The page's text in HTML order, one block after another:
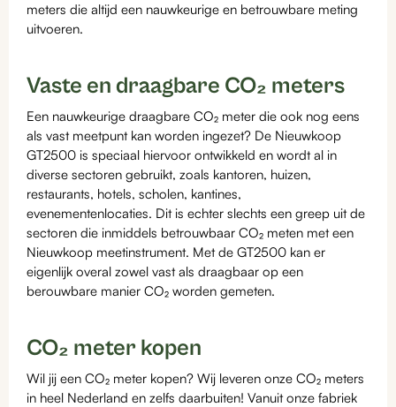
meters die altijd een nauwkeurige en betrouwbare meting
uitvoeren.
Vaste en draagbare CO₂ meters
Een nauwkeurige draagbare CO₂ meter die ook nog eens
als vast meetpunt kan worden ingezet? De Nieuwkoop
GT2500 is speciaal hiervoor ontwikkeld en wordt al in
diverse sectoren gebruikt, zoals kantoren, huizen,
restaurants, hotels, scholen, kantines,
evenementenlocaties. Dit is echter slechts een greep uit de
sectoren die inmiddels betrouwbaar CO₂ meten met een
Nieuwkoop meetinstrument. Met de GT2500 kan er
eigenlijk overal zowel vast als draagbaar op een
berouwbare manier CO₂ worden gemeten.
CO₂ meter kopen
Wil jij een CO₂ meter kopen? Wij leveren onze CO₂ meters
in heel Nederland en zelfs daarbuiten! Vanuit onze fabriek